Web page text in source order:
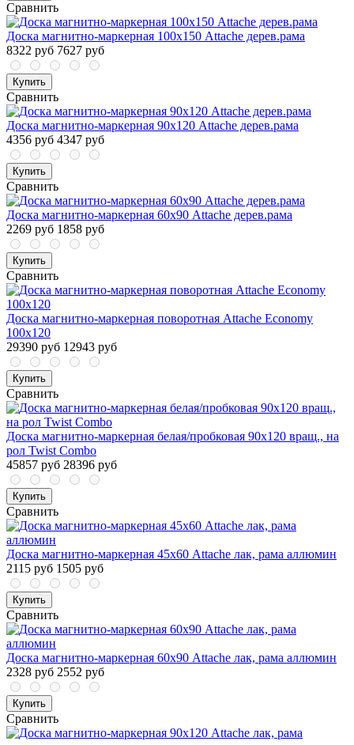
Сравнить
Доска магнитно-маркерная 100х150 Attache дерев.рама
8322 руб 7627 руб
Купить
Сравнить
Доска магнитно-маркерная 90х120 Attache дерев.рама
4356 руб 4347 руб
Купить
Сравнить
Доска магнитно-маркерная 60х90 Attache дерев.рама
2269 руб 1858 руб
Купить
Сравнить
Доска магнитно-маркерная поворотная Attache Economy
100х120
29390 руб 12943 руб
Купить
Сравнить
Доска магнитно-маркерная белая/пробковая 90х120 вращ., на
рол Twist Combo
45857 руб 28396 руб
Купить
Сравнить
Доска магнитно-маркерная 45х60 Attache лак, рама аллюмин
2115 руб 1505 руб
Купить
Сравнить
Доска магнитно-маркерная 60х90 Attache лак, рама аллюмин
2328 руб 2552 руб
Купить
Сравнить